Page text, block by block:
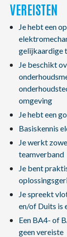
VEREISTEN
Je hebt een
gelijkaardige
Je beschikt
omgeving
Je hebt een
Basiskennis
Je werkt
teamverband
Je bent
Je spreekt
en/of Duits is
Een BA4- of
geen vereiste